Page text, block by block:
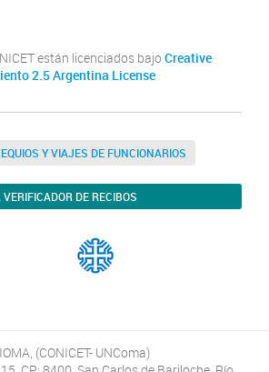
están licenciados bajo Creative
2.5 Argentina License
Y VIAJES DE FUNCIONARIOS
VERIFICADOR DE RECIBOS
(CONICET- UNComa)